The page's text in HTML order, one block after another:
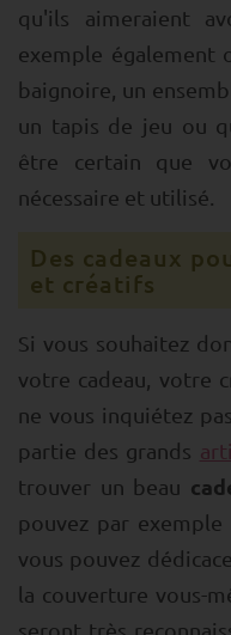
qu'ils aimeraient
exemple également
baignoire, un
un tapis de jeu ou
être certain que
nécessaire et utilisé.
Des cadeaux
et créatifs
Si vous souhaitez
votre cadeau, votre
ne vous inquiétez
partie des grands
trouver un beau
pouvez par
vous pouvez
la couverture vous-
seront très